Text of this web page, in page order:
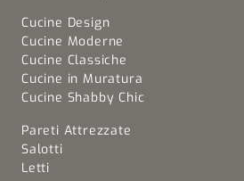
Cucine Design
Cucine Moderne
Cucine Classiche
Cucine in Muratura
Cucine Shabby Chic
Pareti Attrezzate
Salotti
Letti